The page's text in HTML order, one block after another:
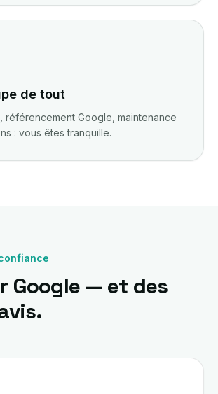
de tout
référencement Google, maintenance
: vous êtes tranquille.
Google — et des